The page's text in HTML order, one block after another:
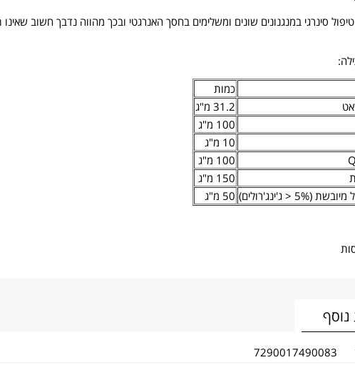
טיפול סינרגי במנגנונים שונים ומשלימים בחסך האנרגטי ובכך מהווה נדבך חשוב
כמות
31.2 מ"ג
100 מ"ג
10 מ"ג
100 מ"ג
150 מ"ג
< ג'ינג'רולים)
50 מ"ג
נוסף
7290017490083